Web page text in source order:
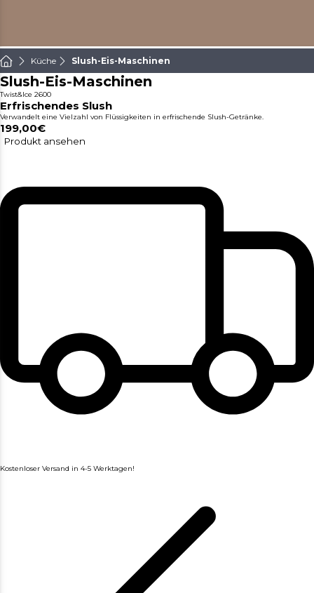
Küche Slush-Eis-Maschinen
Slush-Eis-Maschinen
Twist&Ice 2600
Erfrischendes Slush
Verwandelt eine Vielzahl von Flüssigkeiten in erfrischende Slush-Getränke.
199,00€
Produkt ansehen
Kostenloser Versand in 4-5 Werktagen!